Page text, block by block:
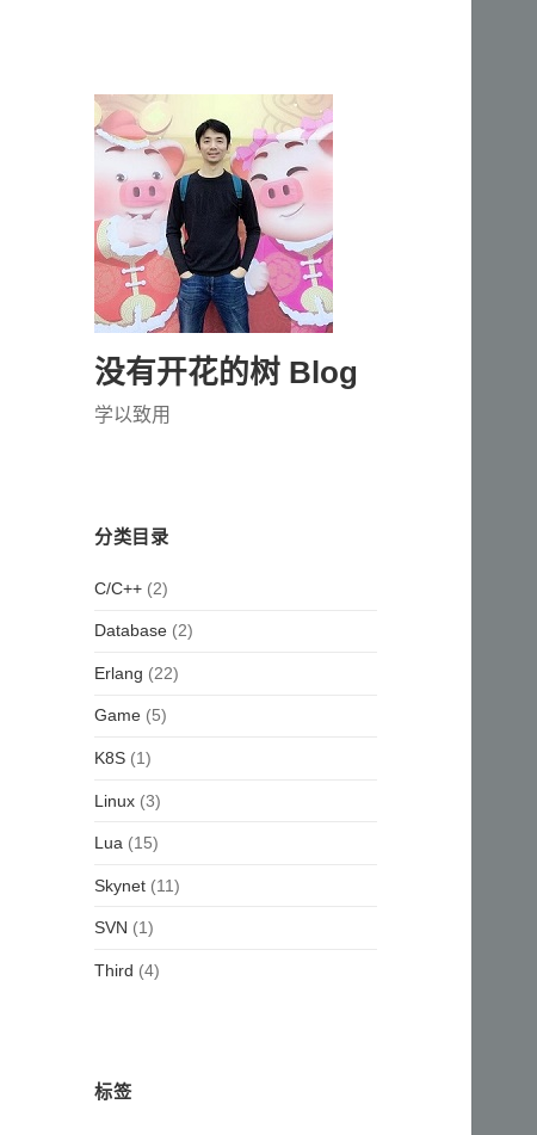
没有开花的树 Blog
学以致用
分类目录
C/C++ (2)
Database (2)
Erlang (22)
Game (5)
K8S (1)
Linux (3)
Lua (15)
Skynet (11)
SVN (1)
Third (4)
标签